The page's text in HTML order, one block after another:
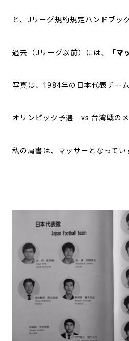
と、Jリーグ規約規定ハンドブッ
過去（Jリーグ以前）には、 「マ
写真は、1984年の日本代表チー
オリンピック予選 vs.台湾戦の
私の肩書は、マッサーとなってい